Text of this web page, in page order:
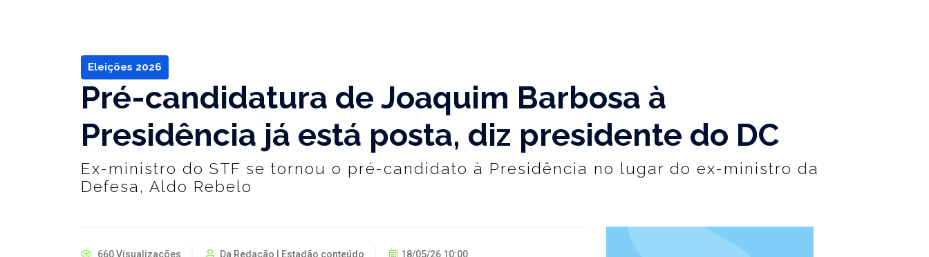
Eleições 2026
Pré-candidatura de Joaquim Barbosa à
Presidência já está posta, diz presidente do DC
Ex-ministro do STF se tornou o pré-candidato à Presidência no lugar do ex-ministro da
Defesa, Aldo Rebelo
660 Visualizações Da Redação | Estadão conteúdo 18/05/26 10:00